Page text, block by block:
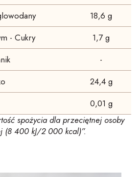
18,6 g
- Cukry
1,7 g
-
24,4 g
0,01 g
spożycia dla przeciętnej osoby
(8 400 kJ/2 000 kcal)”.